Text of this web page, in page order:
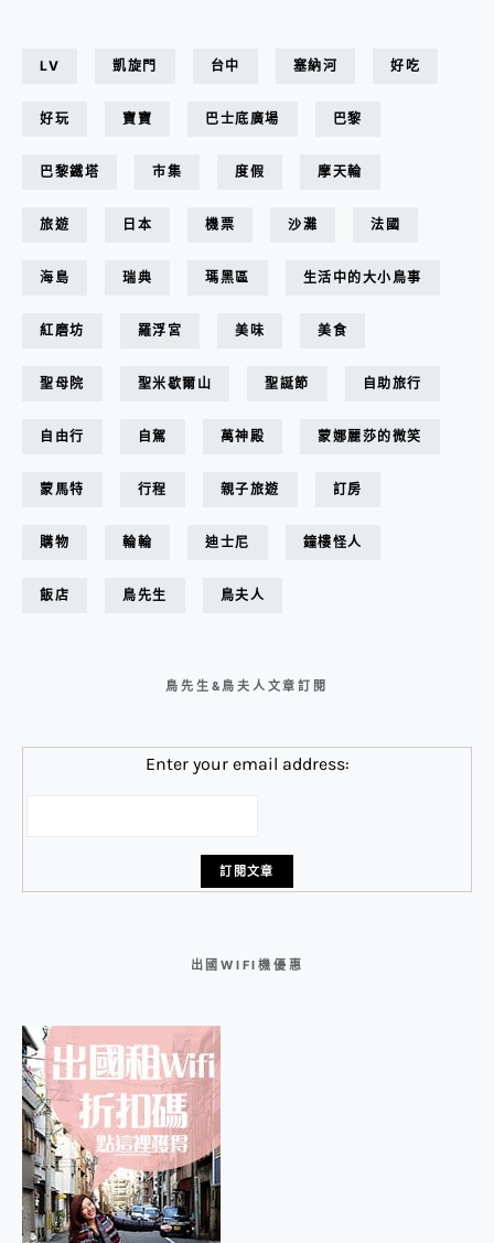
LV 凱旋門 台中 塞納河 好吃
好玩 寶寶 巴士底廣場 巴黎
巴黎鐵塔 市集 度假 摩天輪
旅遊 日本 機票 沙灘 法國
海島 瑞典 瑪黑區 生活中的大小鳥事
紅磨坊 羅浮宮 美味 美食
聖母院 聖米歇爾山 聖誕節 自助旅行
自由行 自駕 萬神殿 蒙娜麗莎的微笑
蒙馬特 行程 親子旅遊 訂房
購物 輪輪 迪士尼 鐘樓怪人
飯店 鳥先生 鳥夫人
鳥先生&鳥夫人文章訂閱
Enter your email address:
出國WIFI機優惠